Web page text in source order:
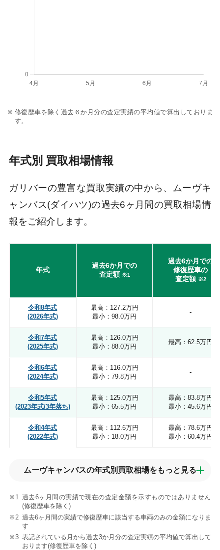
修復歴車を除く過去６か月分の査定実績の平均値で算出しておりま
す。
年式別 買取相場情報
ガリバーの豊富な買取実績の中から、ムーヴキ
ャンバス(ダイハツ)の過去6ヶ月間の買取相場情
報をご紹介します。
年式
過去6か月での
査定額 ※1
過去6か月での
修復歴車の
査定額 ※2
令和8年式
(2026年式)
最高：127.2万円
最小：98.0万円
-
令和7年式
(2025年式)
最高：126.0万円
最小：88.0万円
最高：62.5万円
令和6年式
(2024年式)
最高：116.0万円
最小：79.8万円
-
令和5年式
(2023年式/3年落ち)
最高：125.0万円
最小：65.5万円
最高：83.8万円
最小：45.6万円
令和4年式
(2022年式)
最高：112.6万円
最小：18.0万円
最高：78.6万円
最小：60.4万円
ムーヴキャンバスの年式別買取相場をもっと見る
過去6ヶ月間の実績で現在の査定金額を示すものではありません
(修復歴車を除く)
過去6ヶ月間の実績で修復歴車に該当する車両のみの金額になりま
す
表記されている月から過去3か月分の査定実績の平均値で算出して
おります(修復歴車を除く)